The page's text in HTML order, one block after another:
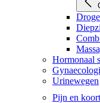
Hormonaal
Urinewegen
Pijn en